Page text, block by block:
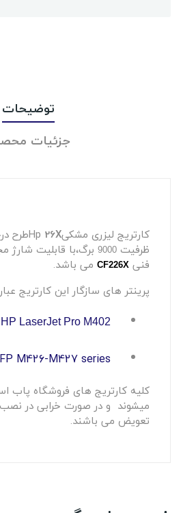
توضیحات
جزئیات
کارتریج لیزری مشکیHp26X
طرح
ظرفیت 9000 برگ،با قابلیت شارژ
فنی CF226X می باشد.
پرینتر های سازگار این کارتریج
HP LaserJet Pro M402
M426-M427 series
کلیه کارتریج های فروشگاه پاب
میشوند و در صورت خرابی در
تعویض می باشند.